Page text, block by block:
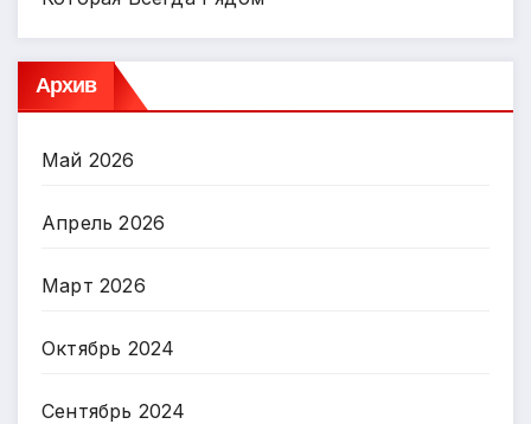
Архив
Май 2026
Апрель 2026
Март 2026
Октябрь 2024
Сентябрь 2024